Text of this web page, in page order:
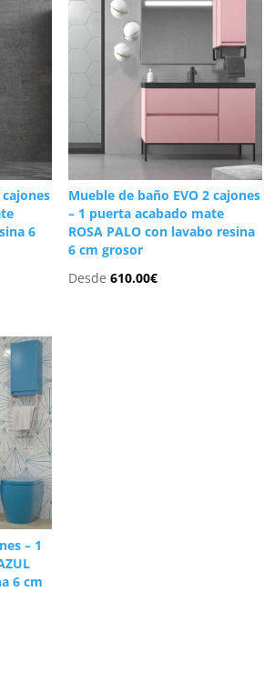
6
Mueble de baño EVO 2 cajones
– 1 puerta acabado mate
ROSA PALO con lavabo resina
6 cm grosor
Desde 610.00€
– 1
6 cm